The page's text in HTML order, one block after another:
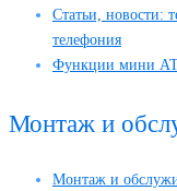
Статьи, новости:
телефония
Функции мини
Монтаж и
Монтаж и